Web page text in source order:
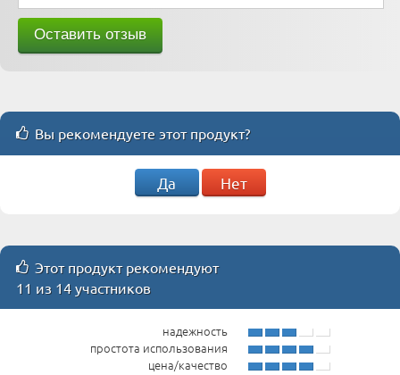
Вы рекомендуете этот продукт?
Да Нет
Этот продукт рекомендуют
11 из 14 участников
надежность
простота использования
цена/качество